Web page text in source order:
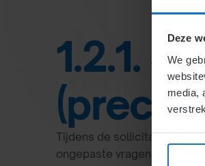
Deze
We
media,
1.2.1.
Tijdens de sollicitatiefase
ongepaste vragen stellen.